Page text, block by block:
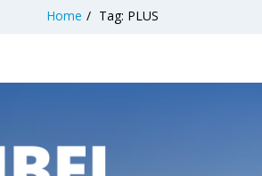
Home / Tag: PLUS